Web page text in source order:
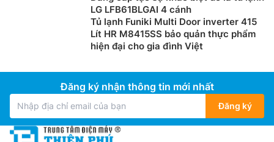
LG LFB61BLGAI 4 cánh
Tủ lạnh Funiki Multi Door inverter 415
Lít HR M8415SS bảo quản thực phẩm
hiện đại cho gia đình Việt
Đăng ký nhận thông tin mới nhất
Đăng ký